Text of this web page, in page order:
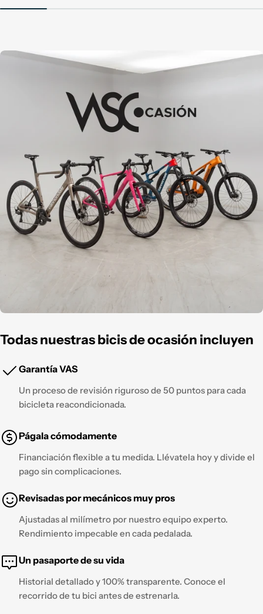
de
habitual
de
habitual
Todas nuestras bicis de ocasión incluyen
Garantía VAS
Un proceso de revisión riguroso de 50 puntos para cada
bicicleta reacondicionada.
Págala cómodamente
Financiación flexible a tu medida. Llévatela hoy y divide el
pago sin complicaciones.
Revisadas por mecánicos muy pros
Ajustadas al milímetro por nuestro equipo experto.
Rendimiento impecable en cada pedalada.
Un pasaporte de su vida
Historial detallado y 100% transparente. Conoce el
recorrido de tu bici antes de estrenarla.